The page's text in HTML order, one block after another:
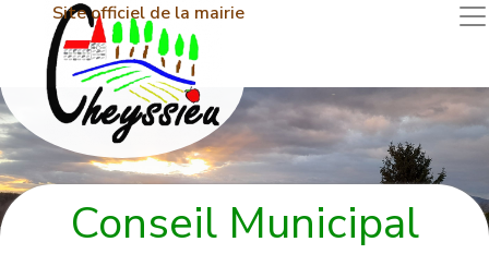
Site officiel de la mairie
Conseil Municipal